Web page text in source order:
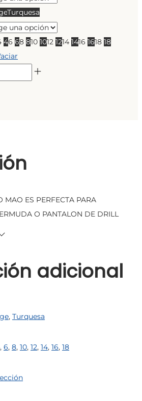
Turquesa
46 68 810 1012 1214 1416 1618 18
MAO ES PERFECTA PARA
O PANTALON DE DRILL
adicional
, Turquesa
, 6, 8, 10, 12, 14, 16, 18